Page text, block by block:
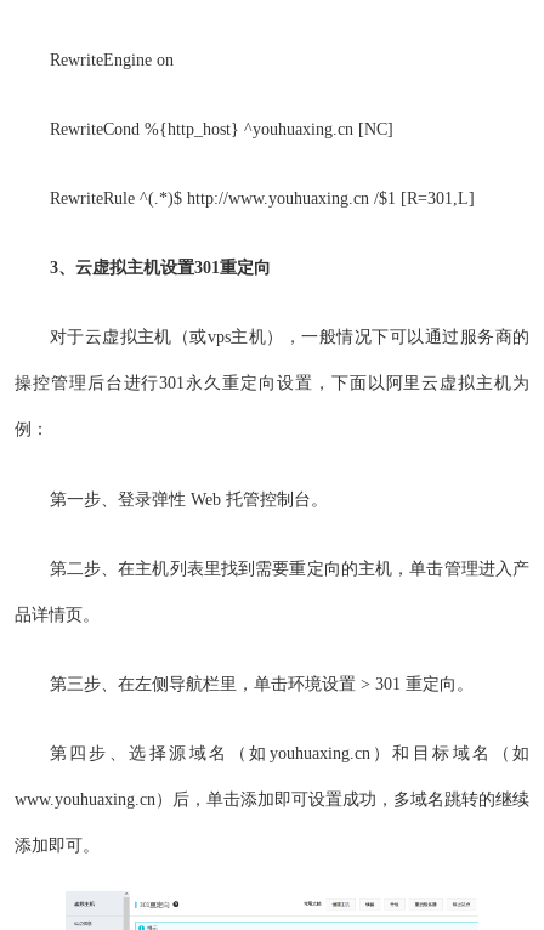
RewriteEngine on
RewriteCond %{http_host} ^youhuaxing.cn [NC]
RewriteRule ^(.*)$ http://www.youhuaxing.cn /$1 [R=301,L]
3、云虚拟主机设置301重定向
对于云虚拟主机（或vps主机），一般情况下可以通过服务商的
操控管理后台进行301永久重定向设置，下面以阿里云虚拟主机为
例：
第一步、登录弹性 Web 托管控制台。
第二步、在主机列表里找到需要重定向的主机，单击管理进入产
品详情页。
第三步、在左侧导航栏里，单击环境设置 > 301 重定向。
第四步、选择源域名（如youhuaxing.cn）和目标域名（如
www.youhuaxing.cn）后，单击添加即可设置成功，多域名跳转的继续
添加即可。